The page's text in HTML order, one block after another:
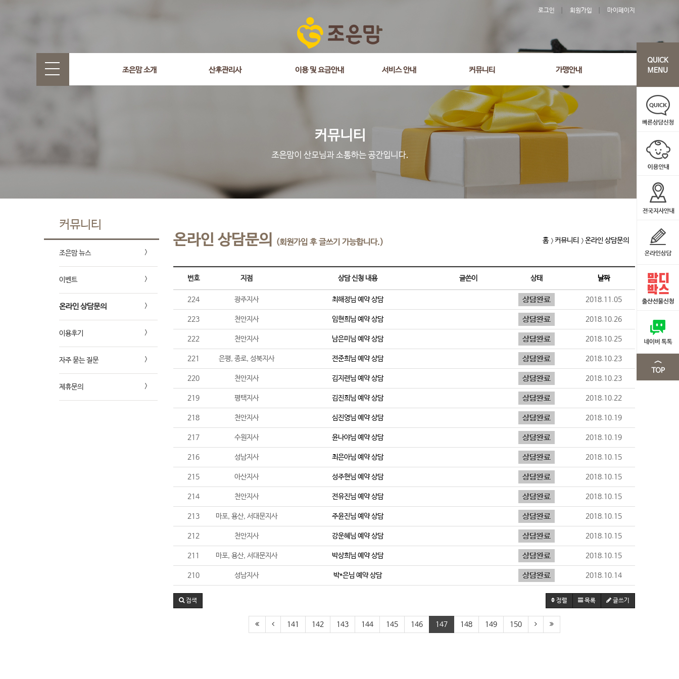
로그인 회원가입 마이페이지
조은맘 소개 산후관리사 이용 및 요금안내 서비스 안내 커뮤니티 가맹안내
커뮤니티
조은맘 뉴스
이벤트
온라인 상담문의
이용후기
자주 묻는 질문
제휴문의
온라인 상담문의 (회원가입 후 글쓰기 가능합니다.) 홈 커뮤니티 온라인 상담문의
번호 지점 상담 신청 내용 글쓴이 상태 날짜
224 광주지사 최해정님 예약 상담 2018.11.05
223 천안지사 임현희님 예약 상담 2018.10.26
222 천안지사 남은미 님 예약 상담 2018.10.25
221 은평, 종로, 성북지사 전준희님 예약 상담 2018.10.23
220 천안지사 김지련님 예약 상담 2018.10.23
219 평택지사 김진희님 예약 상담 2018.10.22
218 천안지사 심진영님 예약 상담 2018.10.19
217 수원지사 윤나야님 예약 상담 2018.10.19
216 성남지사 최은아님 예약 상담 2018.10.15
215 아산지사 성주현님 예약 상담 2018.10.15
214 천안지사 전유진님 예약 상담 2018.10.15
213 마포, 용산, 서대문지사 주윤진님 예약 상담 2018.10.15
212 천안지사 강운혜 님 예약 상담 2018.10.15
211 마포, 용산, 서대문지사 박상희님 예약 상담 2018.10.15
210 성남지사 박*은님 예약 상담 2018.10.14
정렬 목록 글쓰기
검색
141 142 143 144 145 146 147 148 149 150